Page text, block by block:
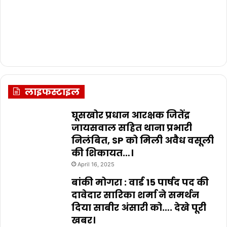
लाइफस्टाइल
घूसखोर प्रधान आरक्षक जितेंद्र
जायसवाल सहित थाना प्रभारी
निलंबित, SP को मिली अवैध वसूली
की शिकायत…।
April 16, 2025
बांकी मोगरा : वार्ड 15 पार्षद पद की
दावेदार सारिका शर्मा ने समर्थन
दिया साबीर अंसारी को…. देखे पूरी
खबर।